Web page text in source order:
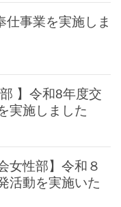
仕事業を実施しま
】令和8年度交
実施しました
女性部】令和８
活動を実施いた